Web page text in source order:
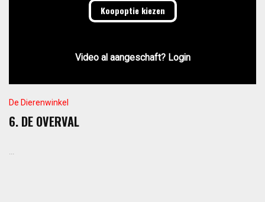
Koopoptie kiezen
Video al aangeschaft? Login
De Dierenwinkel
6. DE OVERVAL
...